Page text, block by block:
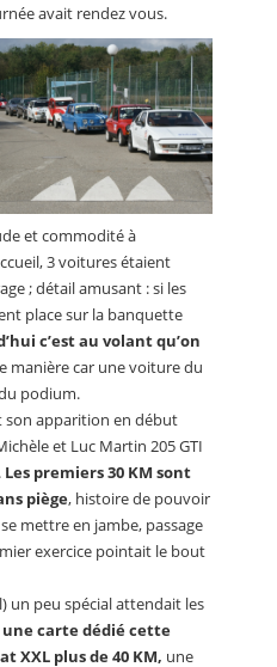
avait rendez vous.
et commodité à
3 voitures étaient
; détail amusant : si les
place sur la banquette
c’est au volant qu’on
manière car une voiture du
podium.
son apparition en début
et Luc Martin 205 GTI
Les premiers 30 KM sont
piège, histoire de pouvoir
mettre en jambe, passage
exercice pointait le bout
un peu spécial attendait les
carte dédié cette
XXL plus de 40 KM, une